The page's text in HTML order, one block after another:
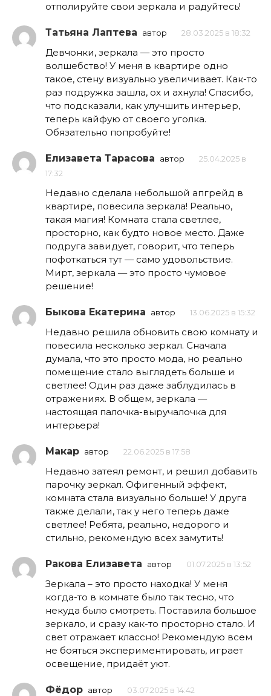
отполируйте свои зеркала и радуйтесь!
Татьяна Лаптева автор 28.03.2025 в 18:32
Девчонки, зеркала — это просто
волшебство! У меня в квартире одно
такое, стену визуально увеличивает. Как-то
раз подружка зашла, ох и ахнула! Спасибо,
что подсказали, как улучшить интерьер,
теперь кайфую от своего уголка.
Обязательно попробуйте!
Елизавета Тарасова автор
25.04.2025 в
17:32
Недавно сделала небольшой апгрейд в
квартире, повесила зеркала! Реально,
такая магия! Комната стала светлее,
просторно, как будто новое место. Даже
подруга завидует, говорит, что теперь
пофоткаться тут — само удовольствие.
Мирт, зеркала — это просто чумовое
решение!
Быкова Екатерина автор 13.06.2025 в 15:32
Недавно решила обновить свою комнату и
повесила несколько зеркал. Сначала
думала, что это просто мода, но реально
помещение стало выглядеть больше и
светлее! Один раз даже заблудилась в
отражениях. В общем, зеркала —
настоящая палочка-выручалочка для
интерьера!
Макар автор 22.06.2025 в 17:58
Недавно затеял ремонт, и решил добавить
парочку зеркал. Офигенный эффект,
комната стала визуально больше! У друга
также делали, так у него теперь даже
светлее! Ребята, реально, недорого и
стильно, рекомендую всех замутить!
Ракова Елизавета автор 01.07.2025 в 13:52
Зеркала – это просто находка! У меня
когда-то в комнате было так тесно, что
некуда было смотреть. Поставила большое
зеркало, и сразу как-то просторно стало. И
свет отражает классно! Рекомендую всем
не бояться экспериментировать, играет
освещение, придаёт уют.
Фёдор автор 03.07.2025 в 14:42